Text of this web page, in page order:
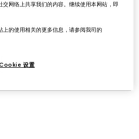
交网络上共享我们的内容。继续使用本网站，即
上的使用相关的更多信息，请参阅我司的
设置